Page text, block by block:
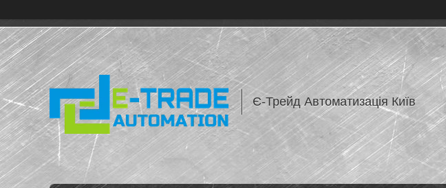
Є-Трейд Автоматизація Київ